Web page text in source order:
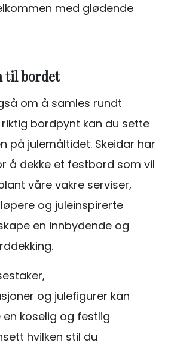
med glødende
til bordet
om å samles rundt
bordpynt kan du sette
på julemåltidet. Skeidar har
å dekke et festbord som vil
våre vakre serviser,
og juleinspirerte
en innbydende og
og julefigurer kan
koselig og festlig
hvilken stil du